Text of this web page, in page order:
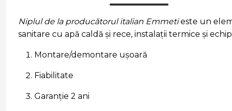
Niplul de la producătorul italian Emmetieste un
sanitare cu apă caldă și rece, instalații termice și
Montare/demontare ușoară
Fiabilitate
Garanție 2 ani